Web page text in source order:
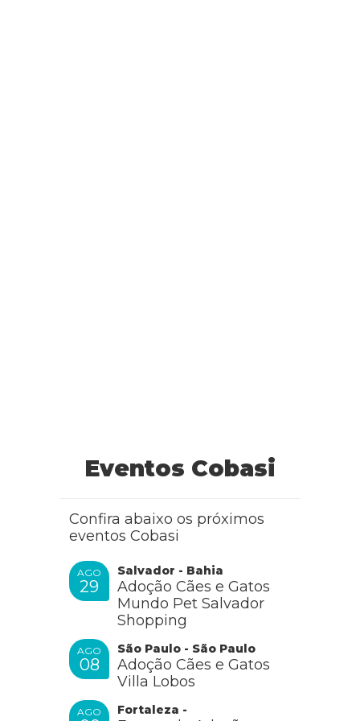
É importante que saiba que o Cardeal é um pássaro
de origem brasileira e, por pertencer a fauna nacional,
não pode ser mantido em cativeiro sem a autorização
dos Recursos Naturais Renováveis. ok?
RESPONDER
Eventos Cobasi
Confira abaixo os próximos
eventos Cobasi
AGO
29
Salvador - Bahia
Adoção Cães e Gatos
Mundo Pet Salvador
Shopping
AGO
08
São Paulo - São Paulo
Adoção Cães e Gatos
Villa Lobos
AGO Fortaleza -